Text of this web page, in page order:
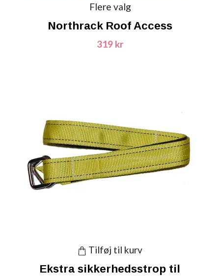
Flere valg
Northrack Roof Access
319 kr
Tilføj til kurv
Ekstra sikkerhedsstrop til